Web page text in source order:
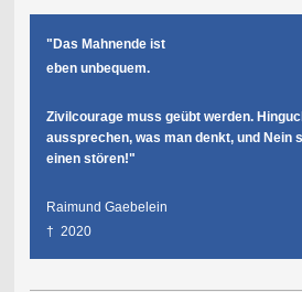
"Das Mahnende ist
eben unbequem.
Zivilcourage muss geübt werden.
aussprechen, was man denkt, und Nein
einen stören!"
Raimund Gaebelein
† 2020